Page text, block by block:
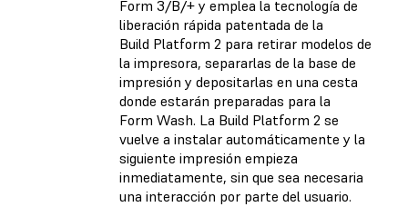
Form 3/B/+ y emplea la tecnología de
liberación rápida patentada de la
Build Platform 2 para retirar modelos de
la impresora, separarlas de la base de
impresión y depositarlas en una cesta
donde estarán preparadas para la
Form Wash. La Build Platform 2 se
vuelve a instalar automáticamente y la
siguiente impresión empieza
inmediatamente, sin que sea necesaria
una interacción por parte del usuario.